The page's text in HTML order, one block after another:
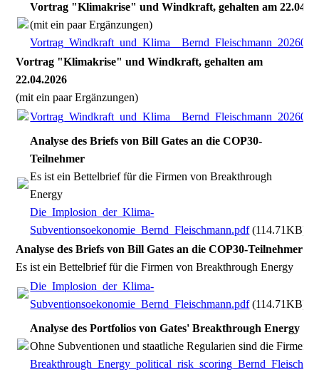
Vortrag "Klimakrise" und Windkraft, gehalten am
(mit ein paar Ergänzungen)
Vortrag "Klimakrise" und Windkraft, gehalten am
22.04.2026
(mit ein paar Ergänzungen)
Analyse des Briefs von Bill Gates an die COP30-
Teilnehmer
Es ist ein Bettelbrief für die Firmen von Breakthrough
Energy
Die_Implosion_der_Klima-
Subventionsoekonomie_Bernd_Fleischmann.pdf(114.71KB)
Analyse des Briefs von Bill Gates an die COP30-Teilnehmer
Es ist ein Bettelbrief für die Firmen von Breakthrough Energy
Die_Implosion_der_Klima-
Subventionsoekonomie_Bernd_Fleischmann.pdf(114.71KB)
Analyse des Portfolios von Gates' Breakthrough Energy
Ohne Subventionen und staatliche Regularien sind die Firmen